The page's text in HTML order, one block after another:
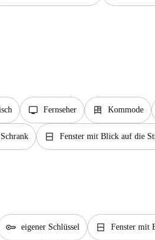
tv Fernseher dresser Kommode
Schrank window_closed Fenster mit Blick auf die
key eigener Schlüssel window_closed Fenster mit